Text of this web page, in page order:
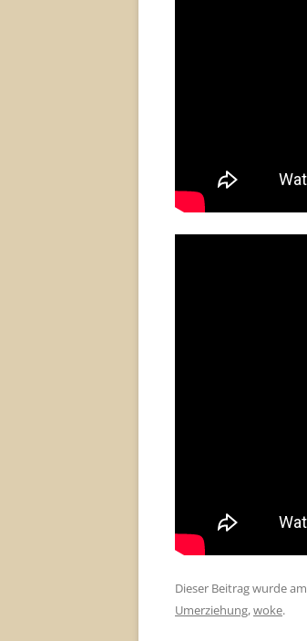
Dieser Beitrag wurde am
Umerziehung,woke.